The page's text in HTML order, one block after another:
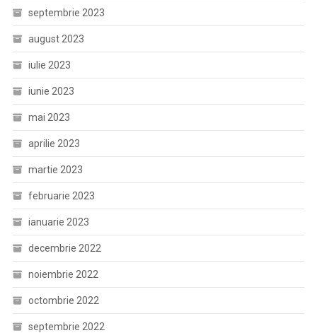
septembrie 2023
august 2023
iulie 2023
iunie 2023
mai 2023
aprilie 2023
martie 2023
februarie 2023
ianuarie 2023
decembrie 2022
noiembrie 2022
octombrie 2022
septembrie 2022